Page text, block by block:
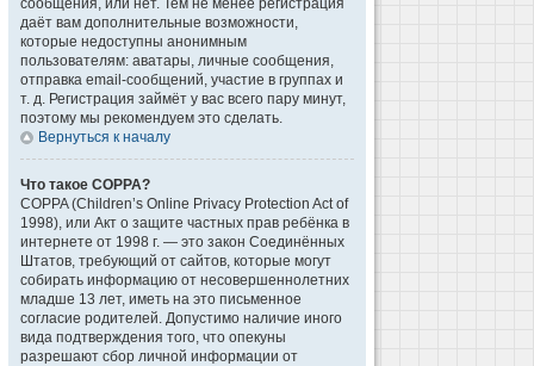
сообщения, или нет. Тем не менее регистрация
даёт вам дополнительные возможности,
которые недоступны анонимным
пользователям: аватары, личные сообщения,
отправка email-сообщений, участие в группах и
т. д. Регистрация займёт у вас всего пару минут,
поэтому мы рекомендуем это сделать.
Вернуться к началу
Что такое COPPA?
COPPA (Children’s Online Privacy Protection Act of
1998), или Акт о защите частных прав ребёнка в
интернете от 1998 г. — это закон Соединённых
Штатов, требующий от сайтов, которые могут
собирать информацию от несовершеннолетних
младше 13 лет, иметь на это письменное
согласие родителей. Допустимо наличие иного
вида подтверждения того, что опекуны
разрешают сбор личной информации от